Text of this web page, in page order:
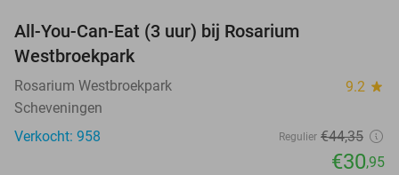
All-You-Can-Eat (3 uur) bij Rosarium
Westbroekpark
Rosarium Westbroekpark 9.2 star
Scheveningen
Verkocht: 958
Regulier €44,35
€30,95